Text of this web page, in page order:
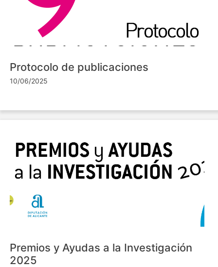
Protocolo de publicaciones
10/06/2025
Premios y Ayudas a la Investigación
2025